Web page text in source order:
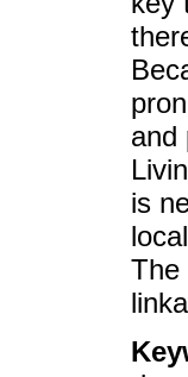
and
is
The